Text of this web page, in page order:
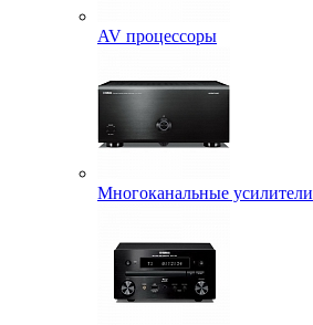
AV процессоры
Многоканальные усилители